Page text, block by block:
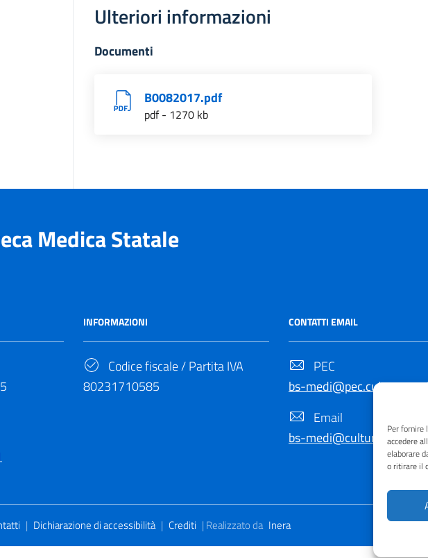
Per fornire
accedere
elaborare
o ritirare il
Ulteriori informazioni
Documenti
B0082017.pdf
pdf - 1270 kb
Medica Statale
INFORMAZIONI
Codice fiscale / Partita IVA
80231710585
CONTATTI EMAIL
PEC
bs-
Email
bs-medi@cultura.gov.it
| Dichiarazione di accessibilità | Crediti | Realizzato da Inera